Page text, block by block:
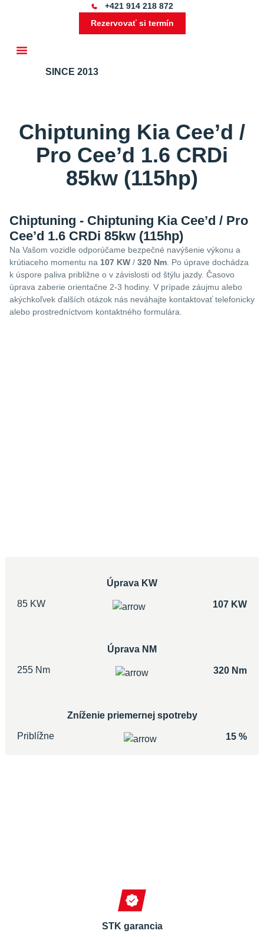
+421 914 218 872
Rezervovať si termín
SINCE 2013
Chiptuning Kia Cee’d /
Pro Cee’d 1.6 CRDi
85kw (115hp)
Chiptuning - Chiptuning Kia Cee’d / Pro
Cee’d 1.6 CRDi 85kw (115hp)
Na Vašom vozidle odporúčame bezpečné navýšenie výkonu a
krútiaceho momentu na 107 KW / 320 Nm . Po úprave dochádza
k úspore paliva približne o v závislosti od štýlu jazdy. Časovo
úprava zaberie orientačne 2-3 hodiny. V prípade záujmu alebo
akýchkoľvek ďalších otázok nás neváhajte kontaktovať telefonicky
alebo prostredníctvom kontaktného formulára.
Úprava KW
85 KW 107 KW
Úprava NM
255 Nm 320 Nm
Zníženie priemernej spotreby
Priblížne 15 %
STK garancia